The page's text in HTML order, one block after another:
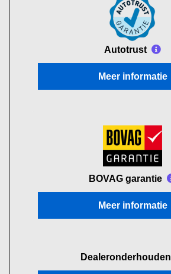
Autotrust
Meer informatie
BOVAG garantie
Meer informatie
Dealeronderhouden